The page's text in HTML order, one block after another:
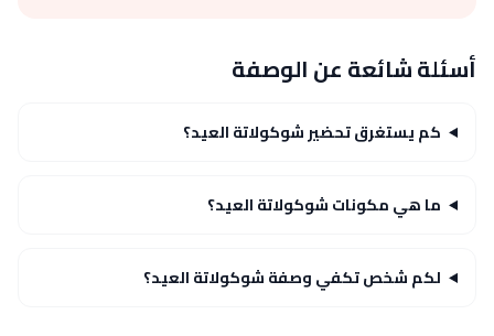
أسئلة شائعة عن الوصفة
كم يستغرق تحضير شوكولاتة العيد؟
ما هي مكونات شوكولاتة العيد؟
لكم شخص تكفي وصفة شوكولاتة العيد؟